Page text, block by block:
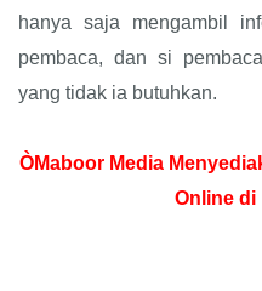
hanya saja mengambil
pembaca, dan si
yang tidak ia butuhkan.
ÒMaboor Media
Online di